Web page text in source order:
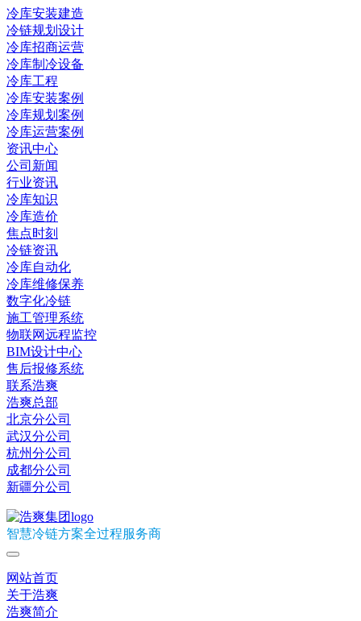
冷库安装建造
冷链规划设计
冷库招商运营
冷库制冷设备
冷库工程
冷库安装案例
冷库规划案例
冷库运营案例
资讯中心
公司新闻
行业资讯
冷库知识
冷库造价
焦点时刻
冷链资讯
冷库自动化
冷库维修保养
数字化冷链
施工管理系统
物联网远程监控
BIM设计中心
售后报修系统
联系浩爽
浩爽总部
北京分公司
武汉分公司
杭州分公司
成都分公司
新疆分公司
智慧冷链方案全过程服务商
网站首页
关于浩爽
浩爽简介